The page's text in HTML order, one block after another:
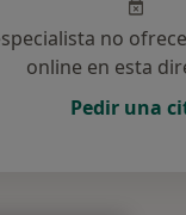
no
online en esta
Pedir una